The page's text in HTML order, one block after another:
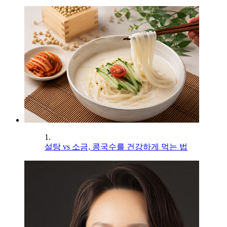
1.
설탕 vs 소금, 콩국수를 건강하게 먹는 법